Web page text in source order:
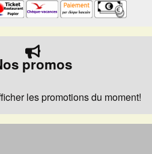
promos
les promotions du moment!